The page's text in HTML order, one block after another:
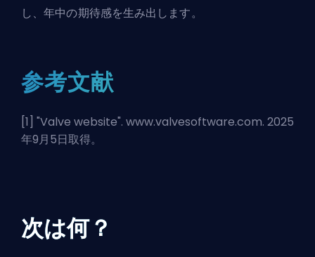
し、年中の期待感を生み出します。
参考文献
[1] "Valve website". www.valvesoftware.com. 2025
年9月5日取得。
次は何？